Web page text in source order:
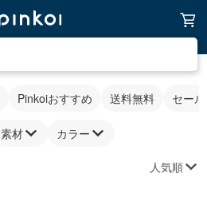
Pinkoiおすすめ 送料無料 セー
素材 カラー
人気順